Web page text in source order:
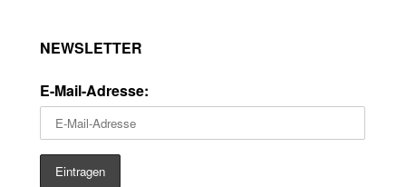
NEWSLETTER
E-Mail-Adresse: